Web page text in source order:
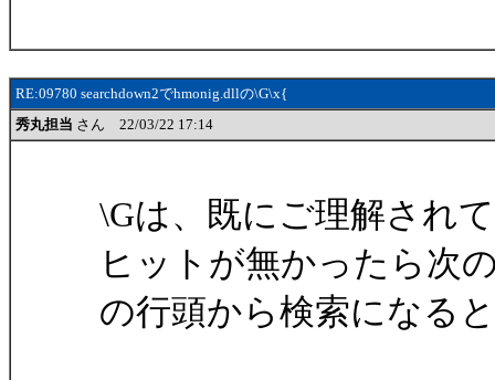
RE:09780 searchdown2でhmonig.dllの\G\x{
秀丸担当 さん 22/03/22 17:14
\Gは、既にご理解され
ヒットが無かったら次
の行頭から検索になる